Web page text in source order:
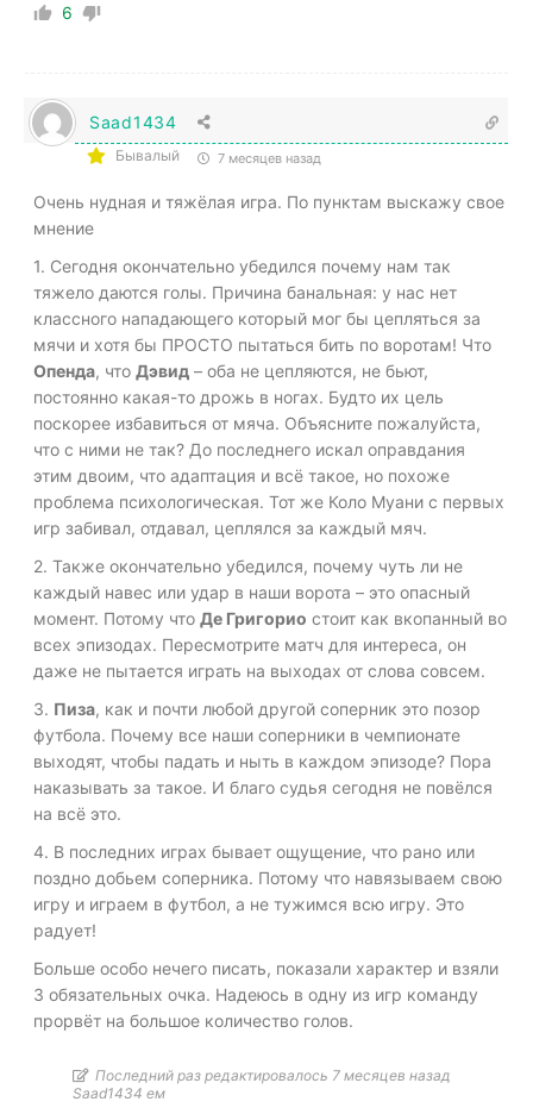
6
Saad1434
Бывалый 7 месяцев назад
Очень нудная и тяжёлая игра. По пунктам выскажу свое
мнение
1. Сегодня окончательно убедился почему нам так
тяжело даются голы. Причина банальная: у нас нет
классного нападающего который мог бы цепляться за
мячи и хотя бы ПРОСТО пытаться бить по воротам! Что
Опенда, что Дэвид – оба не цепляются, не бьют,
постоянно какая-то дрожь в ногах. Будто их цель
поскорее избавиться от мяча. Объясните пожалуйста,
что с ними не так? До последнего искал оправдания
этим двоим, что адаптация и всё такое, но похоже
проблема психологическая. Тот же Коло Муани с первых
игр забивал, отдавал, цеплялся за каждый мяч.
2. Также окончательно убедился, почему чуть ли не
каждый навес или удар в наши ворота – это опасный
момент. Потому что Де Григорио стоит как вкопанный во
всех эпизодах. Пересмотрите матч для интереса, он
даже не пытается играть на выходах от слова совсем.
3. Пиза, как и почти любой другой соперник это позор
футбола. Почему все наши соперники в чемпионате
выходят, чтобы падать и ныть в каждом эпизоде? Пора
наказывать за такое. И благо судья сегодня не повёлся
на всё это.
4. В последних играх бывает ощущение, что рано или
поздно добьем соперника. Потому что навязываем свою
игру и играем в футбол, а не тужимся всю игру. Это
радует!
Больше особо нечего писать, показали характер и взяли
3 обязательных очка. Надеюсь в одну из игр команду
прорвёт на большое количество голов.
Последний раз редактировалось 7 месяцев назад
Saad1434 ем